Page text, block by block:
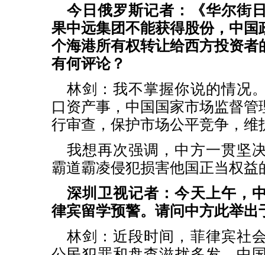
今日俄罗斯记者：《华尔街
果中远集团不能获得股份，中国
个海港所有权转让给西方投资者
有何评论？
林剑：我不掌握你说的情况
口资产事，中国国家市场监督
行审查，保护市场公平竞争，维
我想再次强调，中方一贯坚
霸道霸凌侵犯损害他国正当权益
深圳卫视记者：今天上午，
律宾留学预警。请问中方此举出
林剑：近段时间，菲律宾社